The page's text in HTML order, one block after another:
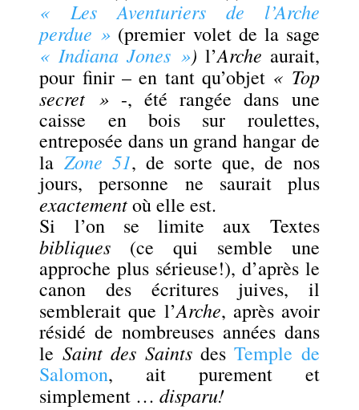
« Les Aventuriers de l’Arche
perdue » (premier volet de la sage
« Indiana Jones ») l’Arche aurait,
pour finir – en tant qu’objet « Top
secret »-, été rangée dans une
caisse en bois sur roulettes,
entreposée dans un grand hangar de
la Zone 51, de sorte que, de nos
jours, personne ne saurait plus
exactementoù elle est.
Si l’on se limite aux Textes
bibliques (ce qui semble une
approche plus sérieuse!), d’après le
canon des écritures juives, il
semblerait que l’Arche, après avoir
résidé de nombreuses années dans
le Saint des Saintsdes Temple de
Salomon, ait purement et
simplement …disparu!